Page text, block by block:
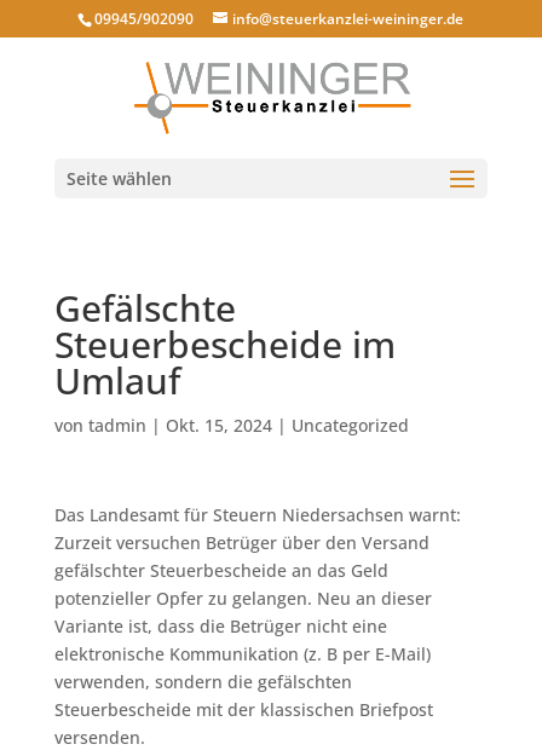
09945/902090 info@steuerkanzlei-weininger.de
Seite wählen
Gefälschte
Steuerbescheide im
Umlauf
von tadmin | Okt. 15, 2024| Uncategorized
Das Landesamt für Steuern Niedersachsen warnt:
Zurzeit versuchen Betrüger über den Versand
gefälschter Steuerbescheide an das Geld
potenzieller Opfer zu gelangen. Neu an dieser
Variante ist, dass die Betrüger nicht eine
elektronische Kommunikation (z. B per E-Mail)
verwenden, sondern die gefälschten
Steuerbescheide mit der klassischen Briefpost
versenden.